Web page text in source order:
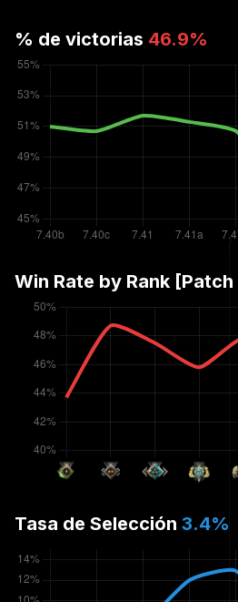
% de victorias 46.9%
Win Rate by Rank [Patch
Tasa de Selección 3.4%